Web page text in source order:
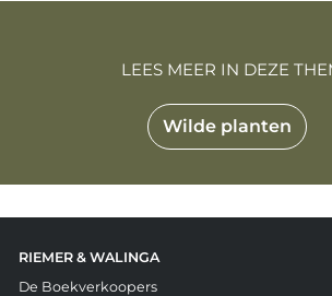
Wilde planten
LEES MEER IN DEZE
RIEMER & WALINGA
De Boekverkoopers